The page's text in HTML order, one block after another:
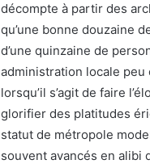
décompte à partir des
qu’une bonne douzaine
d’une quinzaine de
administration locale peu
lorsqu’il s’agit de faire
glorifier des platitudes
statut de métropole
souvent avancés en alibi